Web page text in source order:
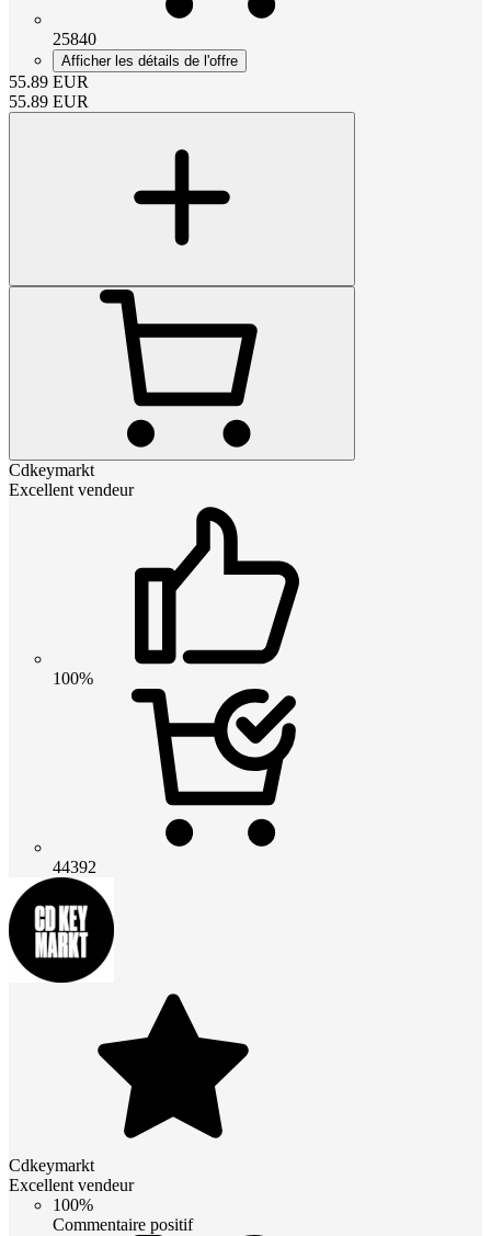
25840
Afficher les détails de l'offre
55.89 EUR
55.89 EUR
Cdkeymarkt
Excellent vendeur
100%
44392
Cdkeymarkt
Excellent vendeur
100%
Commentaire positif